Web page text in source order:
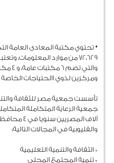
• تحتوي مكتبة المعادى العامة
72،629 من موارد المعلومات،
ومركزين لذوي االحتياجات الخاصة
تأسست جمعية مصر للثقافة
آلاف
والقليوبية في المجالات التالية:
* الثقافة والتنمية التعليمية
* تنمية المجتمع المحلي